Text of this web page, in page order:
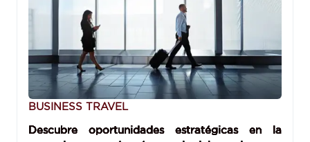
BUSINESS TRAVEL
Descubre oportunidades estratégicas en la